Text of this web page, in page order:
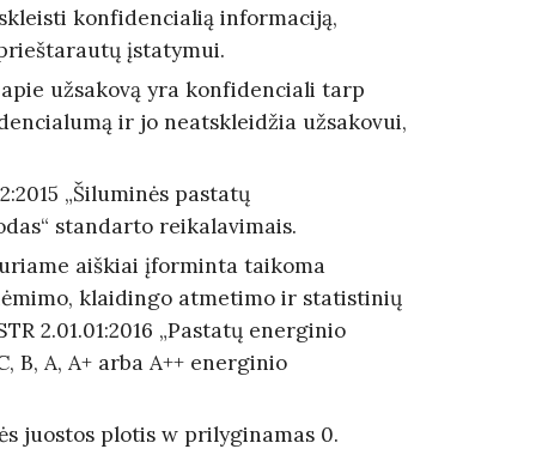
konfidencialią informaciją,
įstatymui.
užsakovą yra konfidenciali tarp
ir jo neatskleidžia užsakovui,
„Šiluminės pastatų
standarto reikalavimais.
aiškiai įforminta taikoma
klaidingo atmetimo ir statistinių
2.01.01:2016 „Pastatų energinio
A, A+ arba A++ energinio
juostos plotis w prilyginamas 0.